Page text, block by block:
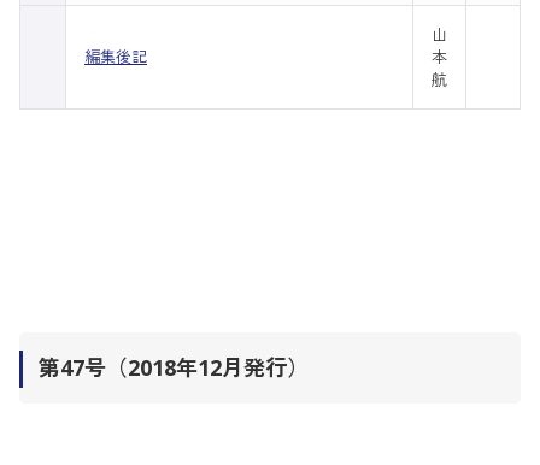
編集後記
山
本
航
第47号（2018年12月発行）